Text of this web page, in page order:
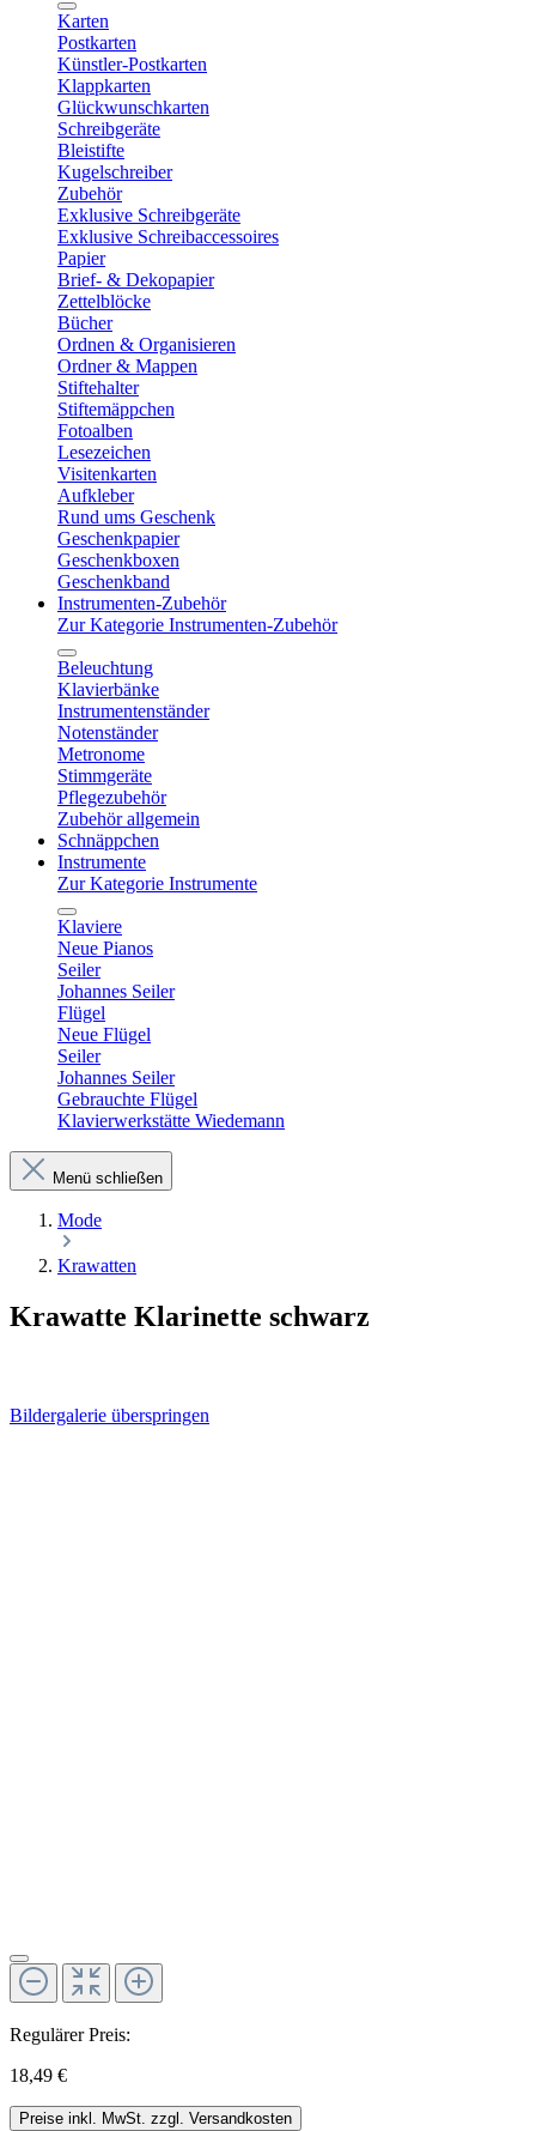
Karten
Postkarten
Künstler-Postkarten
Klappkarten
Glückwunschkarten
Schreibgeräte
Bleistifte
Kugelschreiber
Zubehör
Exklusive Schreibgeräte
Exklusive Schreibaccessoires
Papier
Brief- & Dekopapier
Zettelblöcke
Bücher
Ordnen & Organisieren
Ordner & Mappen
Stiftehalter
Stiftemäppchen
Fotoalben
Lesezeichen
Visitenkarten
Aufkleber
Rund ums Geschenk
Geschenkpapier
Geschenkboxen
Geschenkband
Instrumenten-Zubehör
Zur Kategorie Instrumenten-Zubehör
Beleuchtung
Klavierbänke
Instrumentenständer
Notenständer
Metronome
Stimmgeräte
Pflegezubehör
Zubehör allgemein
Schnäppchen
Instrumente
Zur Kategorie Instrumente
Klaviere
Neue Pianos
Seiler
Johannes Seiler
Flügel
Neue Flügel
Seiler
Johannes Seiler
Gebrauchte Flügel
Klavierwerkstätte Wiedemann
Menü schließen
Mode
Krawatten
Krawatte Klarinette schwarz
Bildergalerie überspringen
Regulärer Preis:
18,49 €
Preise inkl. MwSt. zzgl. Versandkosten